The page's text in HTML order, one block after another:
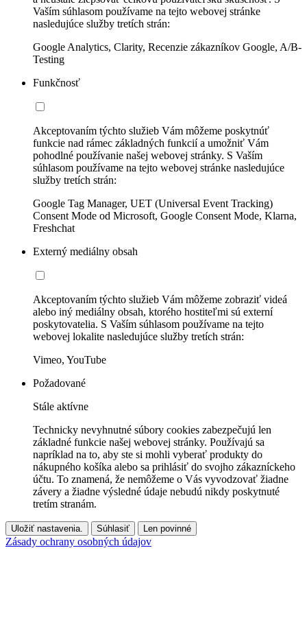
Vaším súhlasom používame na tejto webovej stránke
nasledujúce služby tretích strán:
Google Analytics, Clarity, Recenzie zákazníkov Google, A/B-
Testing
Funkčnosť
Akceptovaním týchto služieb Vám môžeme poskytnúť
funkcie nad rámec základných funkcií a umožniť Vám
pohodlné používanie našej webovej stránky. S Vaším
súhlasom používame na tejto webovej stránke nasledujúce
služby tretích strán:
Google Tag Manager, UET (Universal Event Tracking)
Consent Mode od Microsoft, Google Consent Mode, Klarna,
Freshchat
Externý mediálny obsah
Akceptovaním týchto služieb Vám môžeme zobraziť videá
alebo iný mediálny obsah, ktorého hostiteľmi sú externí
poskytovatelia. S Vaším súhlasom používame na tejto
webovej lokalite nasledujúce služby tretích strán:
Vimeo, YouTube
Požadované
Stále aktívne
Technicky nevyhnutné súbory cookies zabezpečujú len
základné funkcie našej webovej stránky. Používajú sa
napríklad na to, aby ste si mohli vyberať produkty do
nákupného košíka alebo sa prihlásiť do svojho zákazníckeho
účtu. To znamená, že nemôžeme o Vás vyvodzovať žiadne
závery a žiadne výsledné údaje nebudú nikdy poskytnuté
tretím stranám.
Uložiť nastavenia. Súhlasiť Len povinné
Zásady ochrany osobných údajov